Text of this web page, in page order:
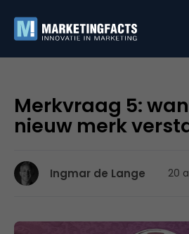
Merkvraag 5:
nieuw merk
Ingmar de Lange 20